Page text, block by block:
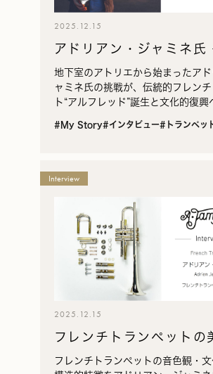
2025.12.15
アドリアン・ジャミネ
れたフレンチトランペッ
興と創造の軌跡（後編）
地下室のアトリエから始まったア
ャミネ氏の挑戦が、伝統的フレン
ト“アルフレッド”誕生と文化的復興
協働、楽器が広がる背景を丁寧に紹
#My Story#インタビュー#トランペッ
Interview
2025.12.15
フレンチトランペット
アドリアン・ジャミネ氏
フレンチトランペットの音色観・文